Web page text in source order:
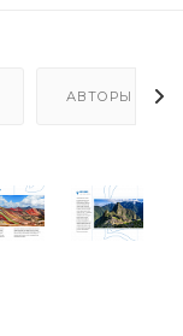
АВТОРЫ